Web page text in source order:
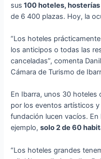
sus 100 hoteles,
de 6 400 plazas. Hoy, la
“Los hoteles
los anticipos o todas las
canceladas”, comenta
Cámara de Turismo de
En Ibarra, unos 30 hoteles
por los eventos artísticos
fundación lucen vacíos.
ejemplo,solo 2 de 60
“Los hoteles grandes